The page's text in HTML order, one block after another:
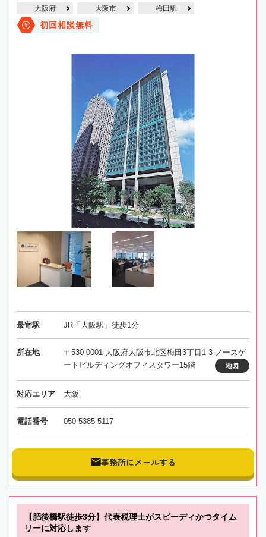
大阪府 大阪市 梅田駅
初回相談無料
最寄駅 JR「大阪駅」徒歩1分
所在地
〒530-0001 大阪府大阪市北区梅田3丁目1-3 ノースゲ
ートビルディングオフィスタワー15階
地図
対応エリア 大阪
電話番号 050-5385-5117
事務所にメールする
【肥後橋駅徒歩3分】代表税理士がスピーディかつタイム
リーに対応します